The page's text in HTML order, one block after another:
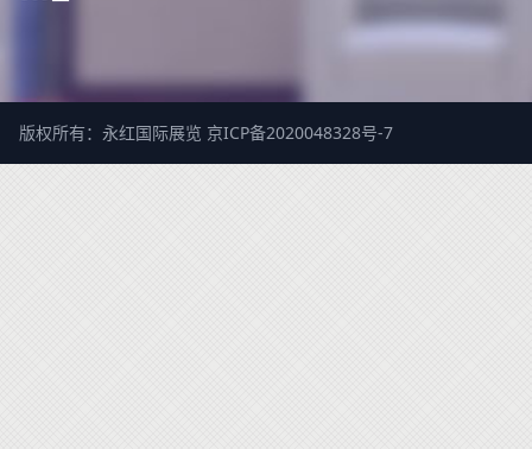
版权所有：永红国际展览 京ICP备2020048328号-7